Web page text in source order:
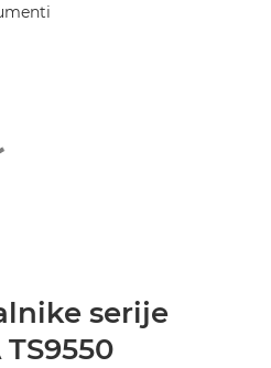
serije